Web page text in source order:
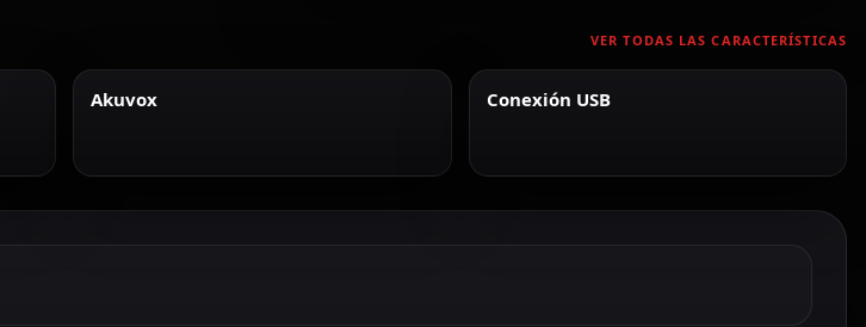
VER TODAS LAS CARACTERÍSTICAS
Akuvox Conexión USB